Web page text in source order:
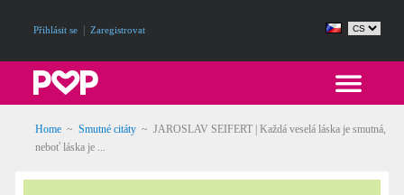
Přihlásit se Zaregistrovat
Home ~ Smutné citáty ~ JAROSLAV SEIFERT | Každá veselá láska je smutná,
neboť láska je ...